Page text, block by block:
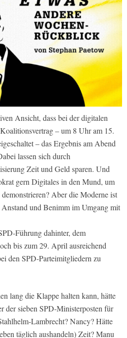
Ansicht, dass bei der digitalen
– um 8 Uhr am 15.
– das Ergebnis am Abend
lassen sich durch
Zeit und Geld sparen. Und
gern Digitales in den Mund, um
Aber die Moderne ist
und Benimm im Umgang mit
Führung dahinter, dem
bis zum 29. April ausreichend
den SPD-Parteimitgliedern zu
lang die Klappe halten kann, hätte
der sieben SPD-Ministerposten für
Lambrecht? Nancy? Hätte
täglich aushandeln) Zeit? Manu